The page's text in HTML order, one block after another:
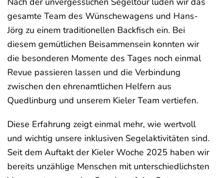
gesamte Team des Wünschewagens und Hans-
Jörg zu einem traditionellen Backfisch ein. Bei
diesem gemütlichen Beisammensein konnten wir
die besonderen Momente des Tages noch einmal
Revue passieren lassen und die Verbindung
zwischen den ehrenamtlichen Helfern aus
Quedlinburg und unserem Kieler Team vertiefen.
Diese Erfahrung zeigt einmal mehr, wie wertvoll
und wichtig unsere inklusiven Segelaktivitäten sind.
Seit dem Auftakt der Kieler Woche 2025 haben wir
bereits unzählige Menschen mit unterschiedlichsten